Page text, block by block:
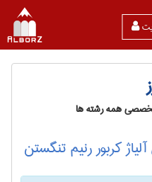
همه رشته ها
کربور رنیم تنگستن